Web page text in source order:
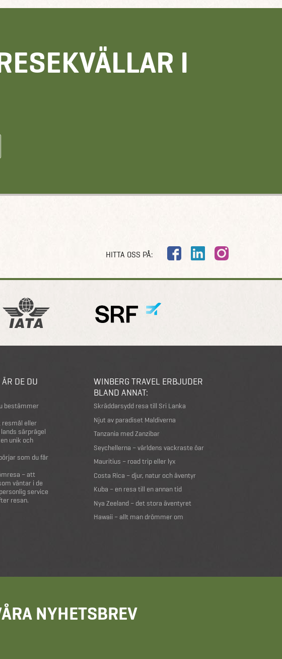
I
HITTA OSS PÅ:
DE DU
bestämmer
resmål eller
särprägel
unik och
som du får
– att
väntar i de
service
resan.
WINBERG TRAVEL ERBJUDER
BLAND ANNAT:
Skräddarsydd resa till Sri Lanka
Njut av paradiset Maldiverna
Tanzania med Zanzibar
Seychellerna – världens vackraste öar
Mauritius – road trip eller lyx
Costa Rica – djur, natur och äventyr
Kuba – en resa till en annan tid
Nya Zeeland – det stora äventyret
Hawaii – allt man drömmer om
NYHETSBREV